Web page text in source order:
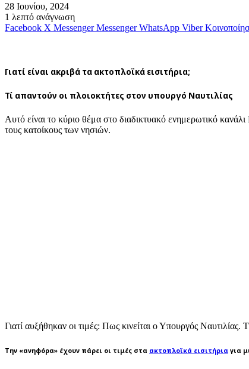
28 Ιουνίου, 2024
1 λεπτό ανάγνωση
Facebook X Messenger Messenger WhatsApp Viber
Γιατί είναι ακριβά τα ακτοπλοϊκά εισιτήρια;
Τί απαντούν οι πλοιoκτήτες στον υπουργό Ναυτιλίας
Αυτό είναι το κύριο θέμα στο διαδικτυακό ενημερωτικό
τους κατοίκους των νησιών.
Γιατί αυξήθηκαν οι τιμές: Πως κινείται ο Υπουργός Ναυτιλίας.
Την «ανηφόρα» έχουν πάρει οι τιμές στα ακτοπλοϊκά εισιτήρια για